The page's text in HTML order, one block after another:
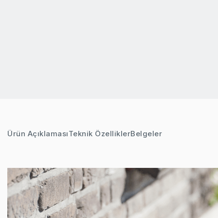
Ürün AçıklamasıTeknik ÖzelliklerBelgeler